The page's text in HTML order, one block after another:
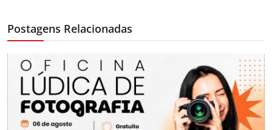
Postagens Relacionadas